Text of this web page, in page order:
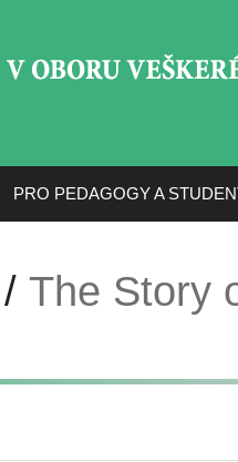
PRO PEDAGOGY A
The Story